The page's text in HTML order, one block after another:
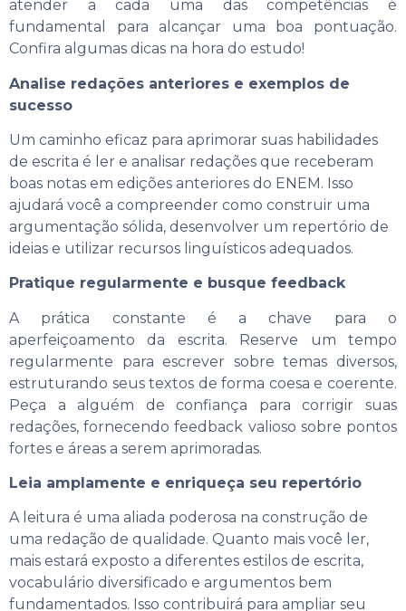
atender a cada uma das competências é
fundamental para alcançar uma boa pontuação.
Confira algumas dicas na hora do estudo!
Analise redações anteriores e exemplos de
sucesso
Um caminho eficaz para aprimorar suas habilidades
de escrita é ler e analisar redações que receberam
boas notas em edições anteriores do ENEM. Isso
ajudará você a compreender como construir uma
argumentação sólida, desenvolver um repertório de
ideias e utilizar recursos linguísticos adequados.
Pratique regularmente e busque feedback
A prática constante é a chave para o
aperfeiçoamento da escrita. Reserve um tempo
regularmente para escrever sobre temas diversos,
estruturando seus textos de forma coesa e coerente.
Peça a alguém de confiança para corrigir suas
redações, fornecendo feedback valioso sobre pontos
fortes e áreas a serem aprimoradas.
Leia amplamente e enriqueça seu repertório
A leitura é uma aliada poderosa na construção de
uma redação de qualidade. Quanto mais você ler,
mais estará exposto a diferentes estilos de escrita,
vocabulário diversificado e argumentos bem
fundamentados. Isso contribuirá para ampliar seu